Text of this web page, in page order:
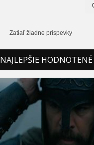
Zatiaľ žiadne príspevky
NAJLEPŠIE